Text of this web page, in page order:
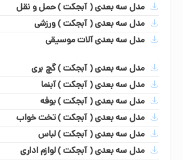
مدل سه بعدی ( آبجکت ) حمل و نقل
مدل سه بعدی ( آبجکت ) ورزشی
مدل سه بعدی آلات موسیقی
مدل سه بعدی ( آبجکت ) گچ بری
مدل سه بعدی ( آبجکت ) آبنما
مدل سه بعدی ( آبجکت ) بوفه
مدل سه بعدی ( آبجکت ) تخت خواب
مدل سه بعدی ( آبجکت ) لباس
مدل سه بعدی ( آبجکت ) لوازم اداری